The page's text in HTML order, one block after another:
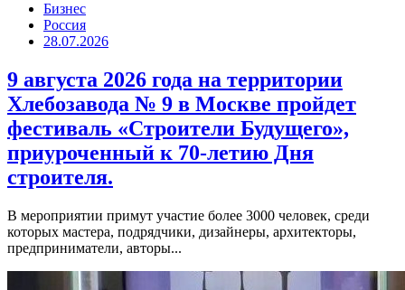
Бизнес
Россия
28.07.2026
9 августа 2026 года на территории
Хлебозавода № 9 в Москве пройдет
фестиваль «Строители Будущего»,
приуроченный к 70-летию Дня
строителя.
В мероприятии примут участие более 3000 человек, среди
которых мастера, подрядчики, дизайнеры, архитекторы,
предприниматели, авторы...